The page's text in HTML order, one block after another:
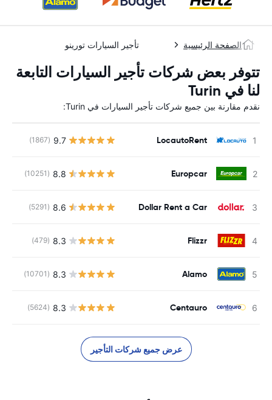
الصفحة الرئيسية تأجير السيارات تورينو
تتوفر بعض شركات تأجير السيارات التابعة
لنا في Turin
نقدم مقارنة بين جميع شركات تأجير السيارات في Turin:
LocautoRent
9.7
(1867)
Europcar
8.8
(10251)
Dollar Rent a Car
8.6
(5291)
Flizzr
8.3
(479)
Alamo
8.3
(10701)
Centauro
8.3
(5624)
عرض جميع شركات التأجير